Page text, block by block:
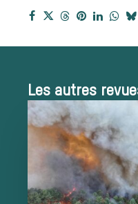
reçues
Histoire
chasse
Les autres